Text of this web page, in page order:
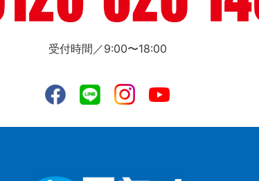
受付時間／9:00〜18:00